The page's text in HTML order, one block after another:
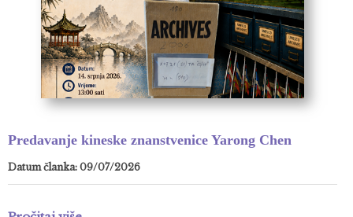
Predavanje kineske znanstvenice Yarong Chen
Datum članka: 09/07/2026